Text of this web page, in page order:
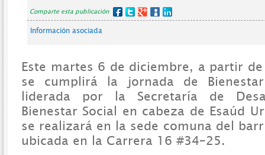
Comparte esta publicación
Información asociada
Este martes 6 de diciembre, a partir
se cumplirá la jornada de
liderada por la Secretaría de
Bienestar Social en cabeza de Esaúd
se realizará en la sede comuna del
ubicada en la Carrera 16 #34–25.